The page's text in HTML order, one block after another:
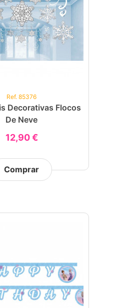
Ref. 85376
Decorativas Flocos
De Neve
12,90 €
Comprar